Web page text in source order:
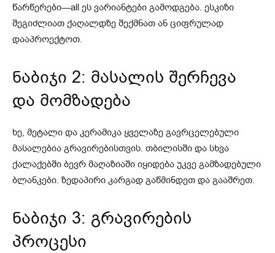
წარწერები—all ეს ვარიანტები გამოდგება. ესკიზი
შეგიძლიათ ქაღალდზე შექმნათ ან ციფრულად
დააპროექტოთ.
ნაბიჯი 2: მასალის შერჩევა
და მომზადება
ხე, მეტალი და კერამიკა ყველაზე გავრცელებული
მასალებია გრავირებისთვის. თბილისში და სხვა
ქალაქებში ბევრ მაღაზიაში იყიდება უკვე გამზადებული
ბლანკები. ზედაპირი კარგად გაწმინდეთ და გააშრეთ.
ნაბიჯი 3: გრავირების
პროცესი